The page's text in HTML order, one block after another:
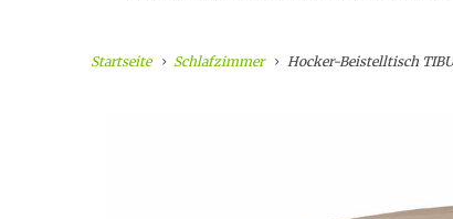
Startseite Schlafzimmer Hocker-Beistelltisch TIBU